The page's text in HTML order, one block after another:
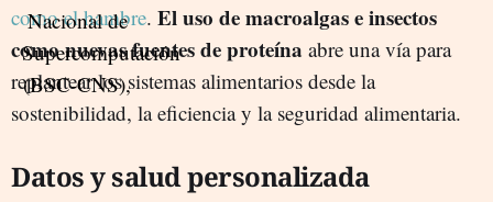
como el hambre. El uso de macroalgas e insectos
como nuevas fuentes de proteína abre una vía para
replantear los sistemas alimentarios desde la
sostenibilidad, la eficiencia y la seguridad alimentaria.
Datos y salud personalizada